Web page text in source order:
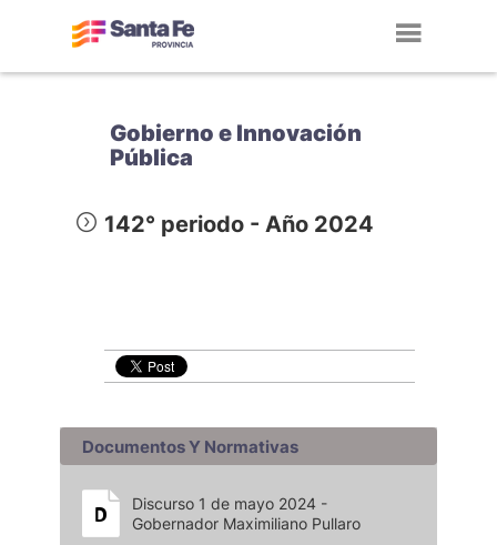
Gobierno e Innovación
Pública
142° periodo - Año 2024
Documentos Y Normativas
Discurso 1 de mayo 2024 -
Gobernador Maximiliano Pullaro